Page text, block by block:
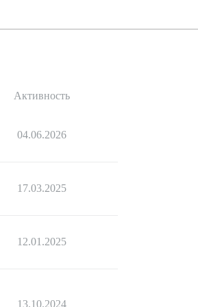
Активность
04.06.2026
17.03.2025
12.01.2025
13.10.2024